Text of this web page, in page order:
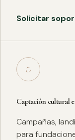
Solicitar
◌
Captación cultural
Campañas,
para